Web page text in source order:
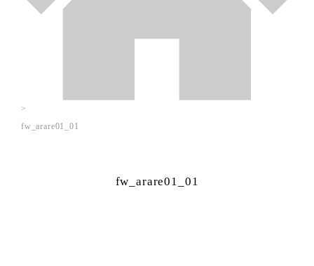
fw_arare01_01
fw_arare01_01